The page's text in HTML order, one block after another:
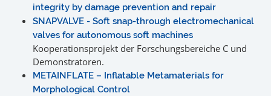
integrity by damage prevention and repair
SNAPVALVE - Soft snap-through electromechanical
valves for autonomous soft machines
Kooperationsprojekt der Forschungsbereiche C und
Demonstratoren.
METAINFLATE – Inflatable Metamaterials for
Morphological Control